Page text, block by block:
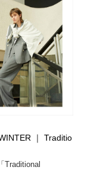
｜ Traditio
Traditional